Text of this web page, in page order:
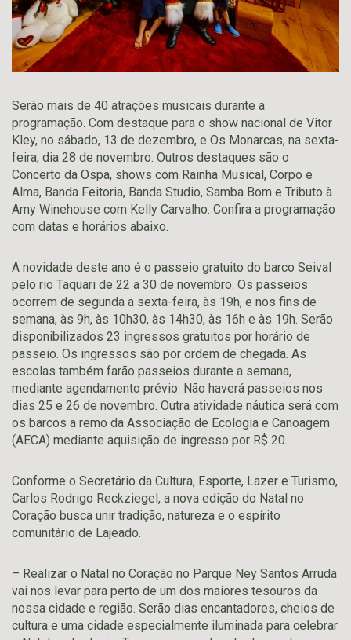
Serão mais de 40 atrações musicais durante a
programação. Com destaque para o show nacional de Vitor
Kley, no sábado, 13 de dezembro, e Os Monarcas, na sexta-
feira, dia 28 de novembro. Outros destaques são o
Concerto da Ospa, shows com Rainha Musical, Corpo e
Alma, Banda Feitoria, Banda Studio, Samba Bom e Tributo à
Amy Winehouse com Kelly Carvalho. Confira a programação
com datas e horários abaixo.
A novidade deste ano é o passeio gratuito do barco Seival
pelo rio Taquari de 22 a 30 de novembro. Os passeios
ocorrem de segunda a sexta-feira, às 19h, e nos fins de
semana, às 9h, às 10h30, às 14h30, às 16h e às 19h. Serão
disponibilizados 23 ingressos gratuitos por horário de
passeio. Os ingressos são por ordem de chegada. As
escolas também farão passeios durante a semana,
mediante agendamento prévio. Não haverá passeios nos
dias 25 e 26 de novembro. Outra atividade náutica será com
os barcos a remo da Associação de Ecologia e Canoagem
(AECA) mediante aquisição de ingresso por R$ 20.
Conforme o Secretário da Cultura, Esporte, Lazer e Turismo,
Carlos Rodrigo Reckziegel, a nova edição do Natal no
Coração busca unir tradição, natureza e o espírito
comunitário de Lajeado.
– Realizar o Natal no Coração no Parque Ney Santos Arruda
vai nos levar para perto de um dos maiores tesouros da
nossa cidade e região. Serão dias encantadores, cheios de
cultura e uma cidade especialmente iluminada para celebrar